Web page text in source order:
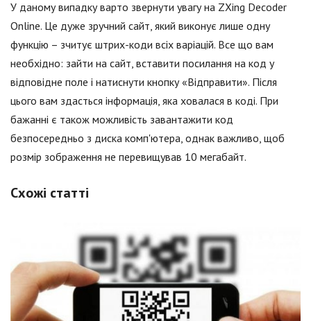
У даному випадку варто звернути увагу на ZXing Decoder
Online. Це дуже зручний сайт, який виконує лише одну
функцію – зчитує штрих-коди всіх варіацій. Все що вам
необхідно: зайти на сайт, вставити посилання на код у
відповідне поле і натиснути кнопку «Відправити». Після
цього вам здасться інформація, яка ховалася в коді. При
бажанні є також можливість завантажити код
безпосередньо з диска комп'ютера, однак важливо, щоб
розмір зображення не перевищував 10 мегабайт.
Схожі статті